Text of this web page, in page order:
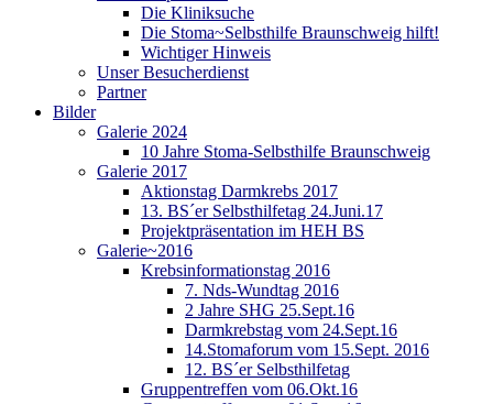
Die Kliniksuche
Die Stoma~Selbsthilfe Braunschweig hilft!
Wichtiger Hinweis
Unser Besucherdienst
Partner
Bilder
Galerie 2024
10 Jahre Stoma-Selbsthilfe Braunschweig
Galerie 2017
Aktionstag Darmkrebs 2017
13. BS´er Selbsthilfetag 24.Juni.17
Projektpräsentation im HEH BS
Galerie~2016
Krebsinformationstag 2016
7. Nds-Wundtag 2016
2 Jahre SHG 25.Sept.16
Darmkrebstag vom 24.Sept.16
14.Stomaforum vom 15.Sept. 2016
12. BS´er Selbsthilfetag
Gruppentreffen vom 06.Okt.16